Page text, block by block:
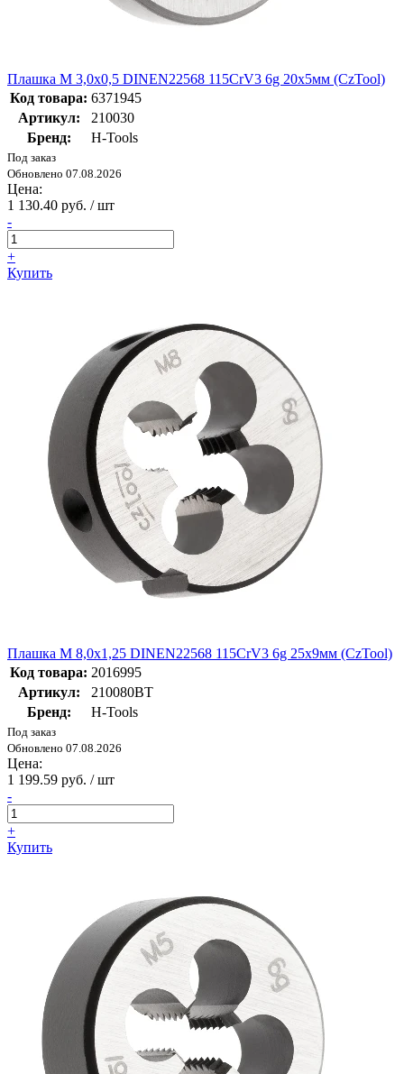
Плашка М 3,0х0,5 DINEN22568 115CrV3 6g 20х5мм (CzTool)
Код товара: 6371945
Артикул:
210030
Бренд:
H-Tools
Под заказ
Обновлено 07.08.2026
Цена:
1 130.40 руб. / шт
-
+
Купить
Плашка М 8,0х1,25 DINEN22568 115CrV3 6g 25х9мм (CzTool)
Код товара: 2016995
Артикул:
210080BT
Бренд:
H-Tools
Под заказ
Обновлено 07.08.2026
Цена:
1 199.59 руб. / шт
-
+
Купить